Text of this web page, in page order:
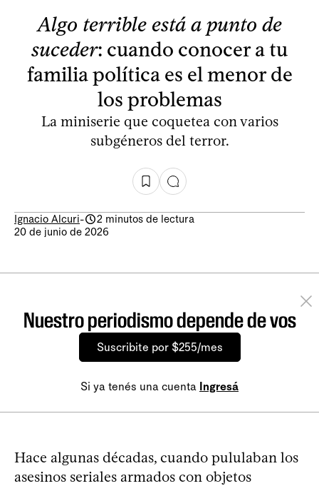
Algo terrible está a punto de
suceder: cuando conocer a tu
familia política es el menor de
los problemas
La miniserie que coquetea con varios
subgéneros del terror.
Ignacio Alcuri-
2 minutos de lectura
20 de junio de 2026
Nuestro periodismo depende de vos
Suscribite por $255/mes
Si ya tenés una cuenta Ingresá
Hace algunas décadas, cuando pululaban los
asesinos seriales armados con objetos